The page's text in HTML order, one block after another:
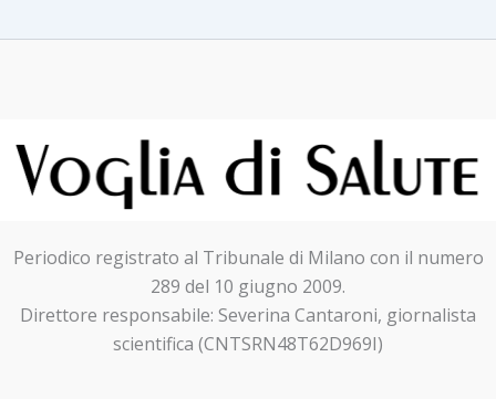
Periodico registrato al Tribunale di Milano con il numero
289 del 10 giugno 2009.
Direttore responsabile: Severina Cantaroni, giornalista
scientifica (CNTSRN48T62D969I)